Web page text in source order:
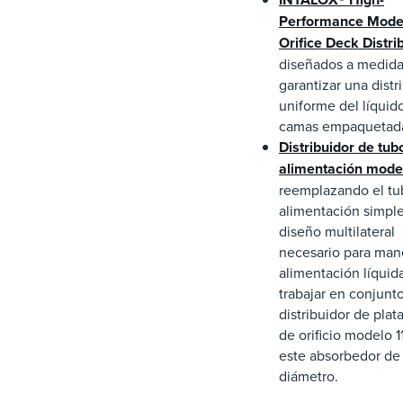
Performance
Orifice Deck
diseñados a
garantizar una
uniforme del
camas
Distribuidor de
alimentación
reemplazando el
alimentación
diseño multilateral
necesario para
alimentación
trabajar en
distribuidor de
de orificio modelo
este absorbedor
diámetro.